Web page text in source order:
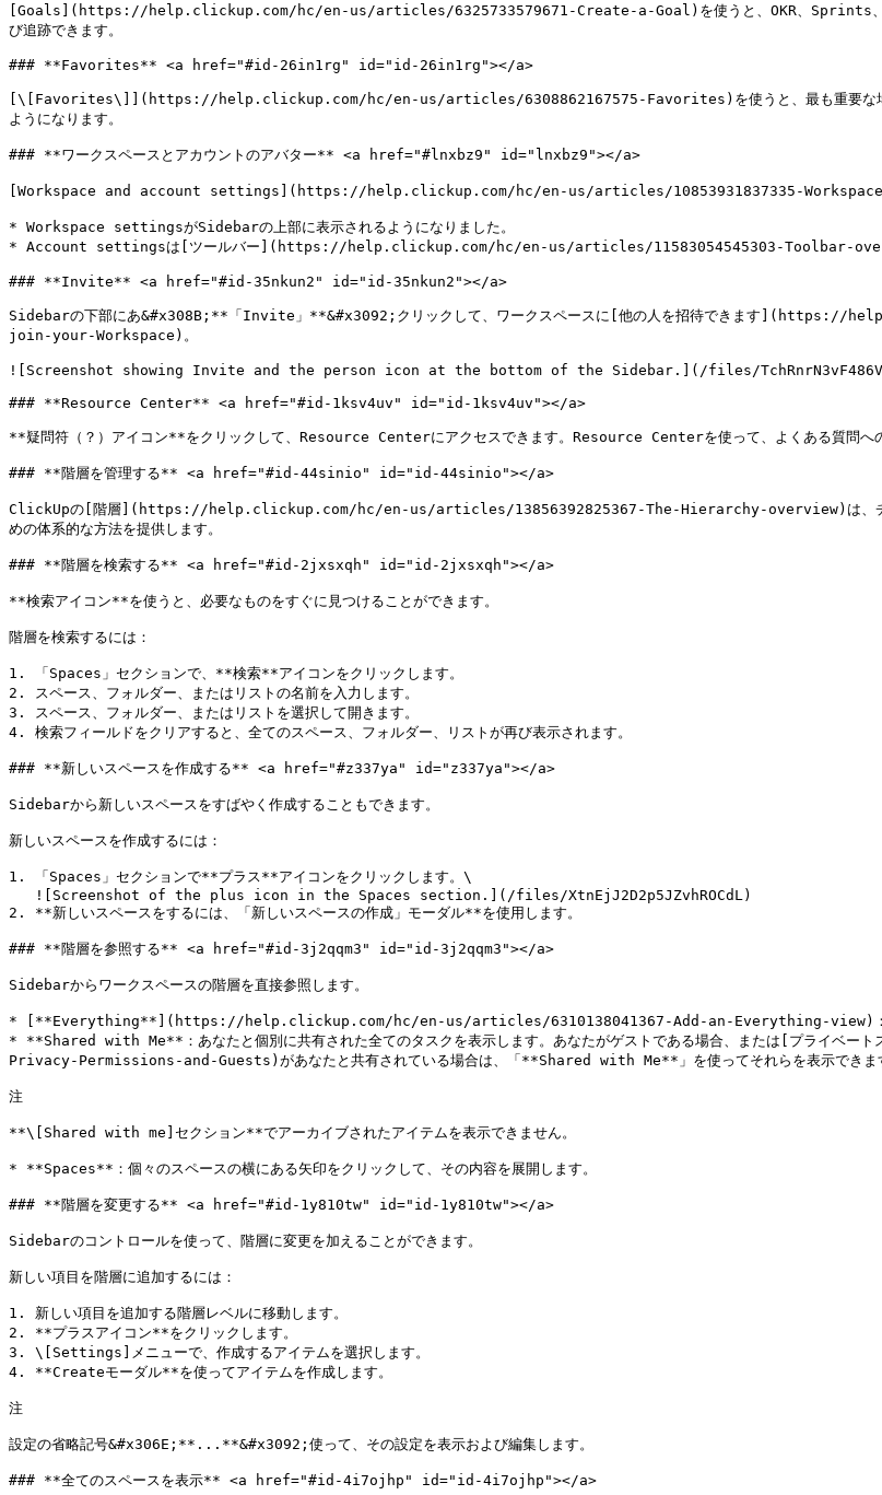
[Goals](https://help.clickup.com/hc/en-us/articles/6325733579671-Create-a-Goal)を使うと、OKR、Sprints、プロジ
び追跡できます。
### **Favorites** <a href="#id-26in1rg" id="id-26in1rg"></a>
[\[Favorites\]](https://help.clickup.com/hc/en-us/articles/6308862167575-Favorites)を使うと、最も重要な場所、タス
ようになります。
### **ワークスペースとアカウントのアバター** <a href="#lnxbz9" id="lnxbz9"></a>
[Workspace and account settings](https://help.clickup.com/hc/en-us/articles/10853931837335-Workspace-
* Workspace settingsがSidebarの上部に表示されるようになりました。
* Account settingsは[ツールバー](https://help.clickup.com/hc/en-us/articles/11583054545303-Toolbar-overview)
### **Invite** <a href="#id-35nkun2" id="id-35nkun2"></a>
Sidebarの下部にあ&#x308B;**「Invite」**&#x3092;クリックして、ワークスペースに[他の人を招待できます
join-your-Workspace)。
![Screenshot showing Invite and the person icon at the bottom of the Sidebar.](/files/
### **Resource Center** <a href="#id-1ksv4uv" id="id-1ksv4uv"></a>
**疑問符（？）アイコン**をクリックして、Resource Centerにアクセスできます。Resource Centerを使って、よくある質問への
### **階層を管理する** <a href="#id-44sinio" id="id-44sinio"></a>
ClickUpの[階層](https://help.clickup.com/hc/en-us/articles/13856392825367-The-Hierarchy-overview)は、チーム全体
めの体系的な方法を提供します。
### **階層を検索する** <a href="#id-2jxsxqh" id="id-2jxsxqh"></a>
**検索アイコン**を使うと、必要なものをすぐに見つけることができます。
階層を検索するには：
1. 「Spaces」セクションで、**検索**アイコンをクリックします。
2. スペース、フォルダー、またはリストの名前を入力します。
3. スペース、フォルダー、またはリストを選択して開きます。
4. 検索フィールドをクリアすると、全てのスペース、フォルダー、リストが再び表示されます。
### **新しいスペースを作成する** <a href="#z337ya" id="z337ya"></a>
Sidebarから新しいスペースをすばやく作成することもできます。
新しいスペースを作成するには：
1. 「Spaces」セクションで**プラス**アイコンをクリックします。\
2. **新しいスペースをするには、「新しいスペースの作成」モーダル**を使用します。
### **階層を参照する** <a href="#id-3j2qqm3" id="id-3j2qqm3"></a>
Sidebarからワークスペースの階層を直接参照します。
* [**Everything**](https://help.clickup.com/hc/en-us/articles/6310138041367-Add-an-Everything-view)：ワーク
* **Shared with Me**：あなたと個別に共有された全てのタスクを表示します。あなたがゲストである場合、または[
Privacy-Permissions-and-Guests)があなたと共有されている場合は、「**Shared with Me**」を使ってそれらを表示できま
注
**\[Shared with me]セクション**でアーカイブされたアイテムを表示できません。
* **Spaces**：個々のスペースの横にある矢印をクリックして、その内容を展開します。
### **階層を変更する** <a href="#id-1y810tw" id="id-1y810tw"></a>
Sidebarのコントロールを使って、階層に変更を加えることができます。
新しい項目を階層に追加するには：
1. 新しい項目を追加する階層レベルに移動します。
2. **プラスアイコン**をクリックします。
3. \[Settings]メニューで、作成するアイテムを選択します。
4. **Createモーダル**を使ってアイテムを作成します。
注
設定の省略記号&#x306E;**...**&#x3092;使って、その設定を表示および編集します。
### **全てのスペースを表示** <a href="#id-4i7ojhp" id="id-4i7ojhp"></a>